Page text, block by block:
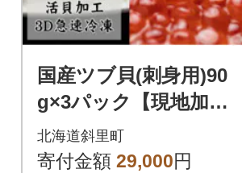
国産ツブ貝(刺身用)90
g×3パック【現地加工
品】と鮭卵いくら醤油
漬け200g×1箱
北海道斜里町
寄付金額 29,000円